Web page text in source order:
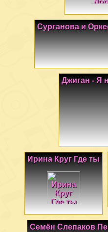
Сурганова и
Джиган - Я
Ирина Круг Где ты
Семён Слепаков